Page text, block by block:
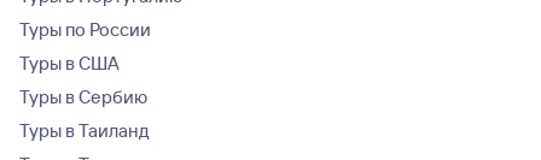
Туры по России
Туры в США
Туры в Сербию
Туры в Таиланд